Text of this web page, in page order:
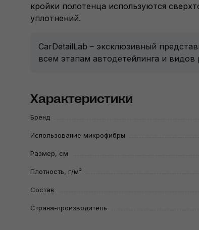
кройки полотенца используются
уплотнений.
CarDetailLab – эксклюзивный
всем этапам автодетейлинга и
Характеристики
Бренд
Использование микрофибры
Размер, см
Плотность, г/м²
Состав
Страна-производитель